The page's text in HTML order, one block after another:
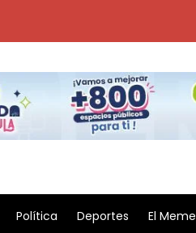
Política Deportes El Meme